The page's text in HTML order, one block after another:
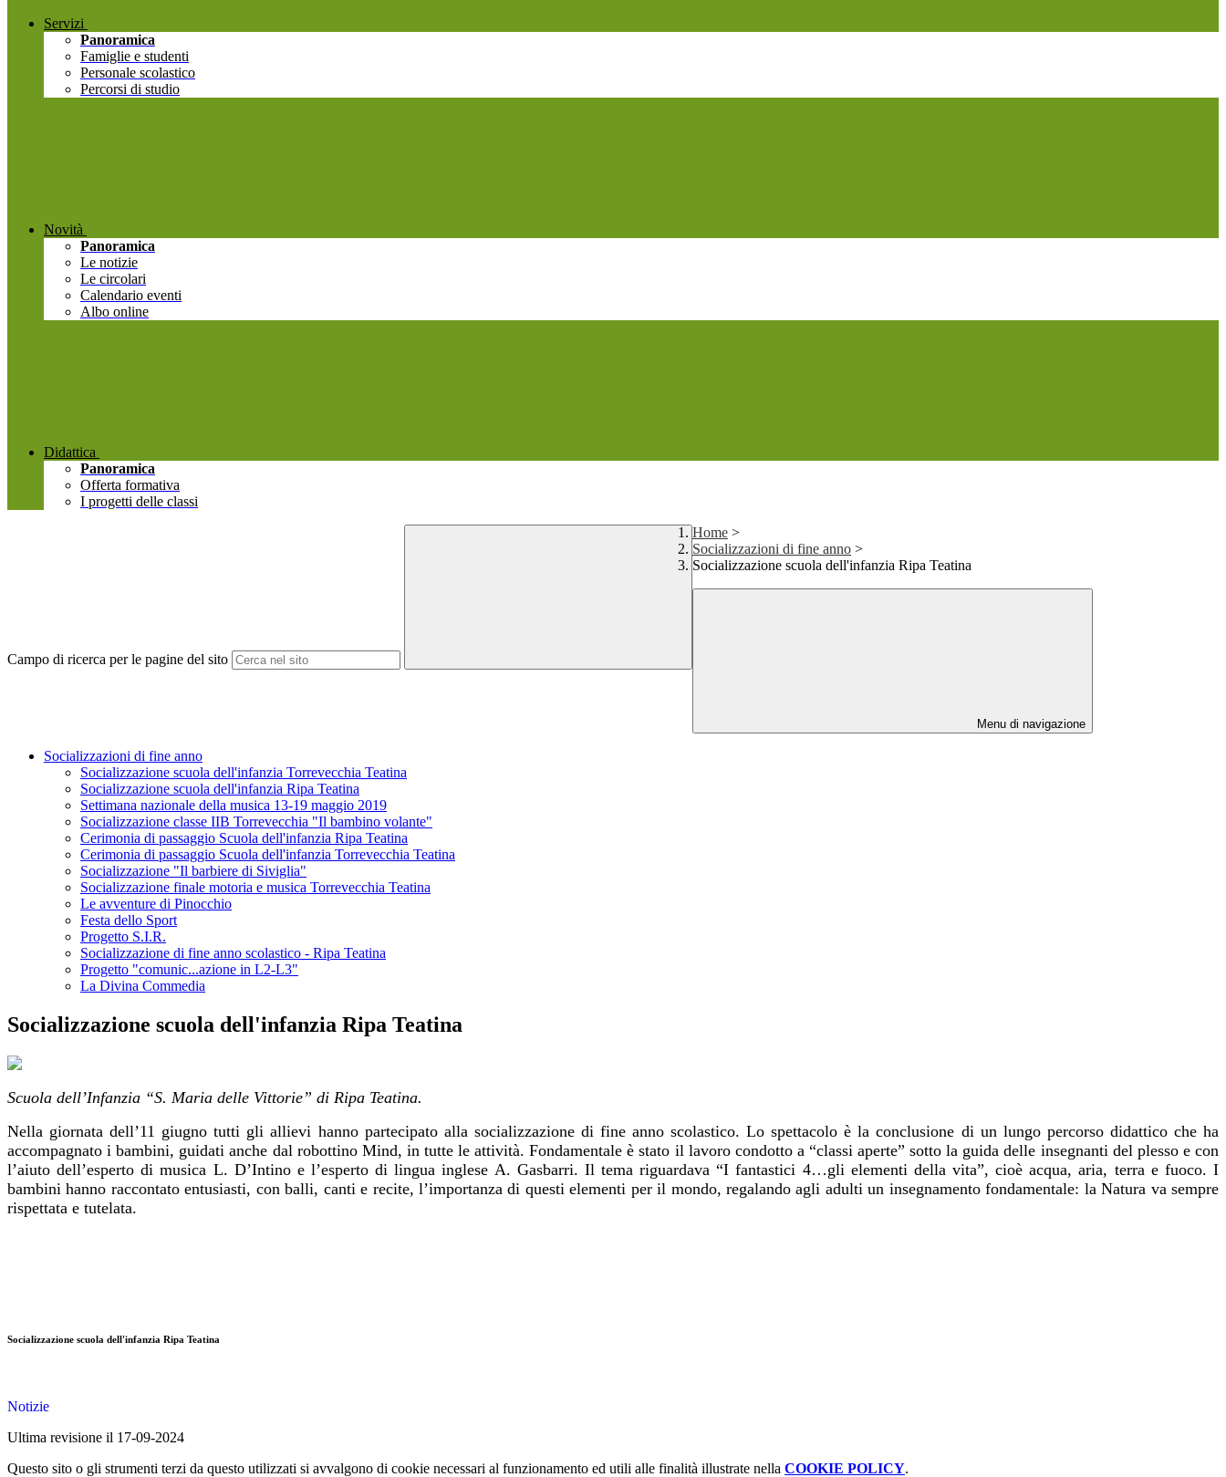
Servizi
Panoramica
Famiglie e studenti
Personale scolastico
Percorsi di studio
Novità
Panoramica
Le notizie
Le circolari
Calendario eventi
Albo online
Didattica
Panoramica
Offerta formativa
I progetti delle classi
Campo di ricerca per le pagine del sito
Home >
Socializzazioni di fine anno >
Socializzazione scuola dell'infanzia Ripa Teatina
Menu di navigazione
Socializzazioni di fine anno
Socializzazione scuola dell'infanzia Torrevecchia Teatina
Socializzazione scuola dell'infanzia Ripa Teatina
Settimana nazionale della musica 13-19 maggio 2019
Socializzazione classe IIB Torrevecchia "Il bambino volante"
Cerimonia di passaggio Scuola dell'infanzia Ripa Teatina
Cerimonia di passaggio Scuola dell'infanzia Torrevecchia Teatina
Socializzazione "Il barbiere di Siviglia"
Socializzazione finale motoria e musica Torrevecchia Teatina
Le avventure di Pinocchio
Festa dello Sport
Progetto S.I.R.
Socializzazione di fine anno scolastico - Ripa Teatina
Progetto "comunic...azione in L2-L3"
La Divina Commedia
Socializzazione scuola dell'infanzia Ripa Teatina
Scuola dell’Infanzia “S. Maria delle Vittorie” di Ripa Teatina.
Nella giornata dell’11 giugno tutti gli allievi hanno partecipato alla socializzazione di fine anno scolastico. Lo spettacolo è la conclusione di un lungo percorso didattico che ha
accompagnato i bambini, guidati anche dal robottino Mind, in tutte le attività. Fondamentale è stato il lavoro condotto a “classi aperte” sotto la guida delle insegnanti del plesso e con
l’aiuto dell’esperto di musica L. D’Intino e l’esperto di lingua inglese A. Gasbarri. Il tema riguardava“I fantastici 4…gli elementi della vita”, cioèacqua, aria, terra e fuoco.I
bambini hanno raccontato entusiasti, con balli, canti e recite, l’importanza di questi elementi per il mondo, regalando agli adulti un insegnamento fondamentale: la Natura va sempre
rispettata e tutelata.
Socializzazione scuola dell'infanzia Ripa Teatina
Notizie
Ultima revisione il 17-09-2024
Questo sito o gli strumenti terzi da questo utilizzati si avvalgono di cookie necessari al funzionamento ed utili alle finalità illustrate nella COOKIE POLICY.